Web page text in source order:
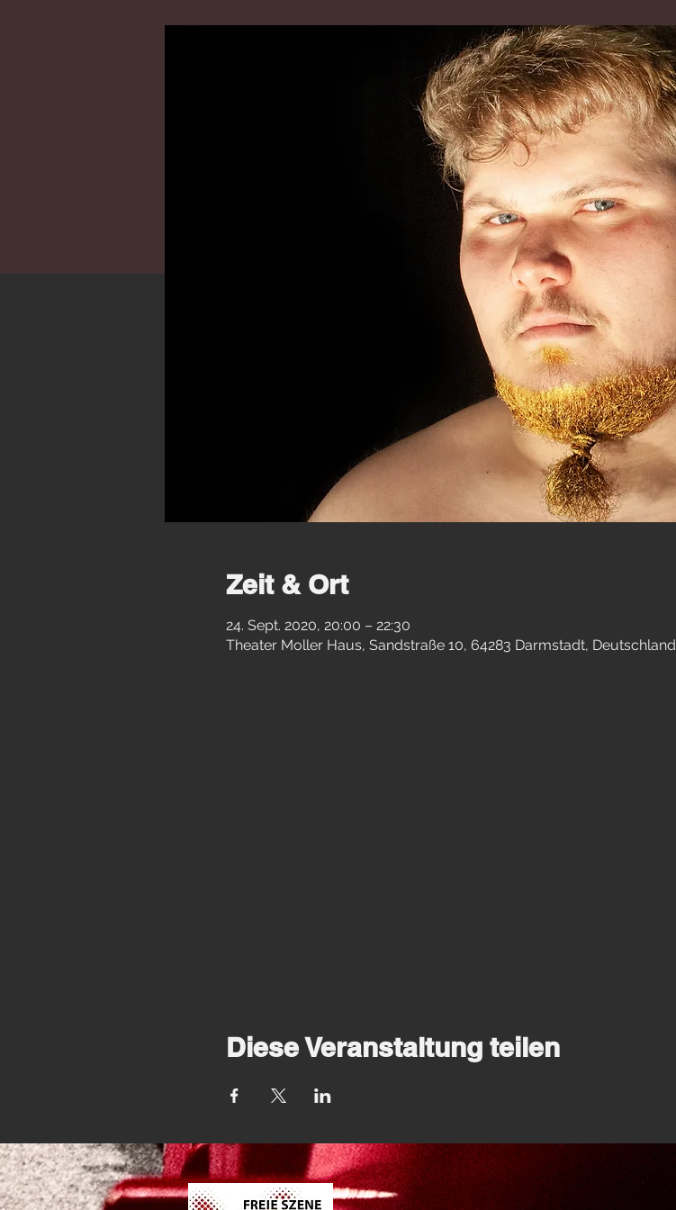
Zeit & Ort
24. Sept. 2020, 20:00 – 22:30
Theater Moller Haus, Sandstraße 10, 64283 Darmstadt, Deutschland
Diese Veranstaltung teilen